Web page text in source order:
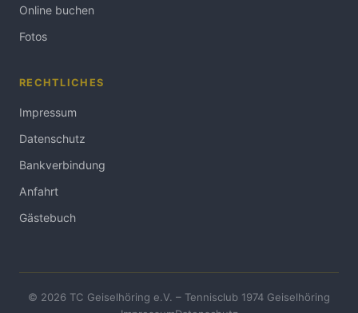
Online buchen
Fotos
RECHTLICHES
Impressum
Datenschutz
Bankverbindung
Anfahrt
Gästebuch
© 2026 TC Geiselhöring e.V. – Tennisclub 1974 Geiselhöring